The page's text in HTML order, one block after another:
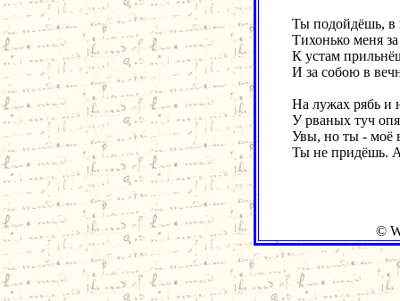
Ты подойдёшь, в
Тихонько меня
К устам
И за собою в
На лужах рябь и
У рваных туч
Увы, но ты - моё
Ты не придёшь.
©